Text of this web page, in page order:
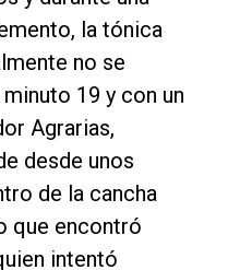
la tónica
no se
19 y con un
Agrarias,
desde unos
de la cancha
que encontró
intentó